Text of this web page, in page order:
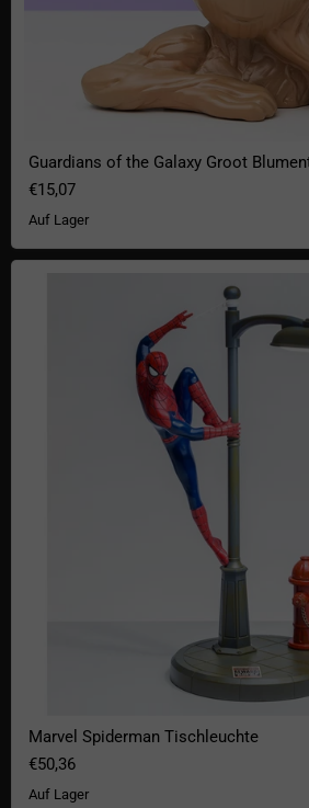
Guardians of the Galaxy Groot
€15,07
Auf Lager
Marvel Spiderman Tischleuchte
€50,36
Auf Lager